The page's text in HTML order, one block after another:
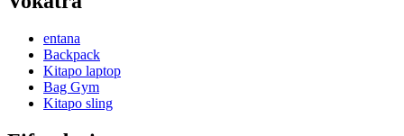
entana
Backpack
Kitapo laptop
Bag Gym
Kitapo sling